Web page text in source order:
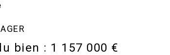
bien : 1 157 000 €